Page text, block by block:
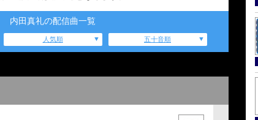
内田真礼の配信曲一覧
人気順 五十音順